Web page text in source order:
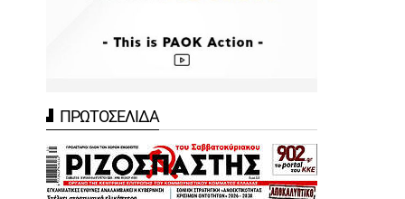
ΠΡΩΤΟΣΕΛΙΔΑ